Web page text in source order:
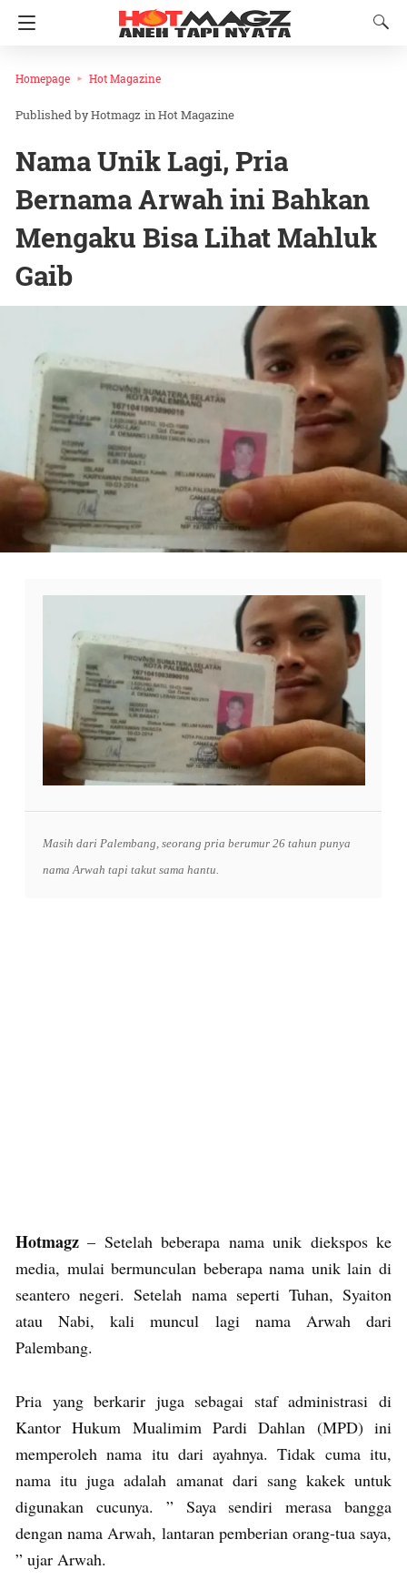
Homepage Hot Magazine
Hotmagz inHot Magazine
Nama Unik Lagi, Pria
Bernama Arwah ini Bahkan
Mengaku Bisa Lihat Mahluk
Gaib
Masih dari Palembang, seorang pria berumur 26 tahun punya
nama Arwah tapi takut sama hantu.
Hotmagz – Setelah beberapa nama unik diekspos ke
media, mulai bermunculan beberapa nama unik lain di
seantero negeri. Setelah nama seperti Tuhan, Syaiton
atau Nabi, kali muncul lagi nama Arwah dari
Palembang.
Pria yang berkarir juga sebagai staf administrasi di
Kantor Hukum Mualimim Pardi Dahlan (MPD) ini
memperoleh nama itu dari ayahnya. Tidak cuma itu,
nama itu juga adalah amanat dari sang kakek untuk
digunakan cucunya. ” Saya sendiri merasa bangga
dengan nama Arwah, lantaran pemberian orang-tua saya,
” ujar Arwah.